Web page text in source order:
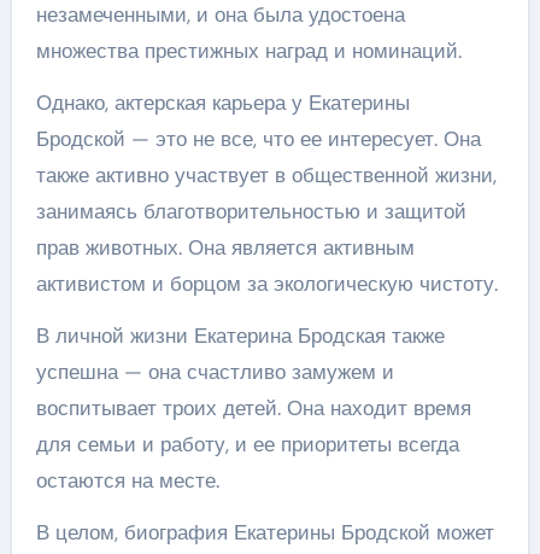
незамеченными, и она была удостоена
множества престижных наград и номинаций.
Однако, актерская карьера у Екатерины
Бродской — это не все, что ее интересует. Она
также активно участвует в общественной жизни,
занимаясь благотворительностью и защитой
прав животных. Она является активным
активистом и борцом за экологическую чистоту.
В личной жизни Екатерина Бродская также
успешна — она счастливо замужем и
воспитывает троих детей. Она находит время
для семьи и работу, и ее приоритеты всегда
остаются на месте.
В целом, биография Екатерины Бродской может